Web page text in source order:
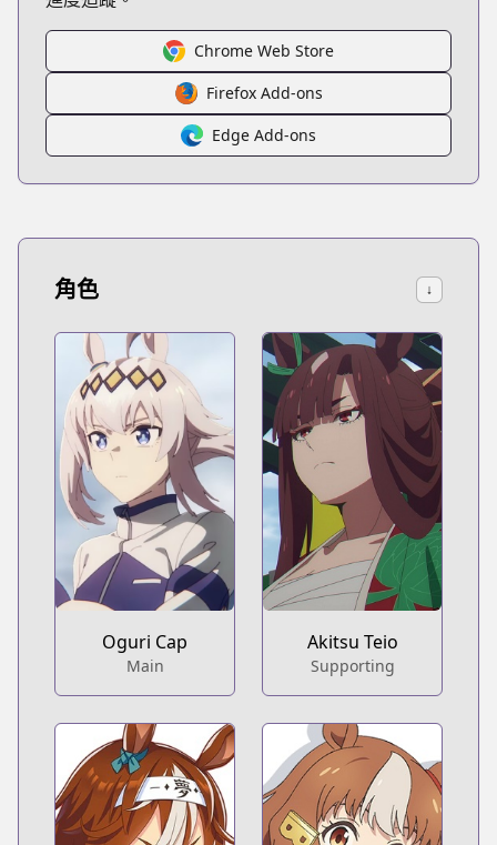
Chrome Web Store
Firefox Add-ons
Edge Add-ons
角色 ↓
Oguri Cap
Main
Akitsu Teio
Supporting